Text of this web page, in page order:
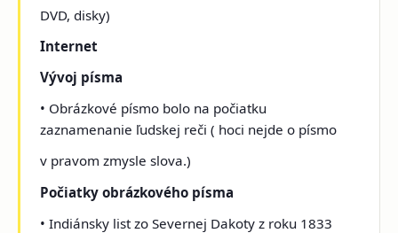
DVD, disky)
Internet
Vývoj písma
• Obrázkové písmo bolo na počiatku
zaznamenanie ľudskej reči ( hoci nejde o písmo
v pravom zmysle slova.)
Počiatky obrázkového písma
• Indiánsky list zo Severnej Dakoty z roku 1833